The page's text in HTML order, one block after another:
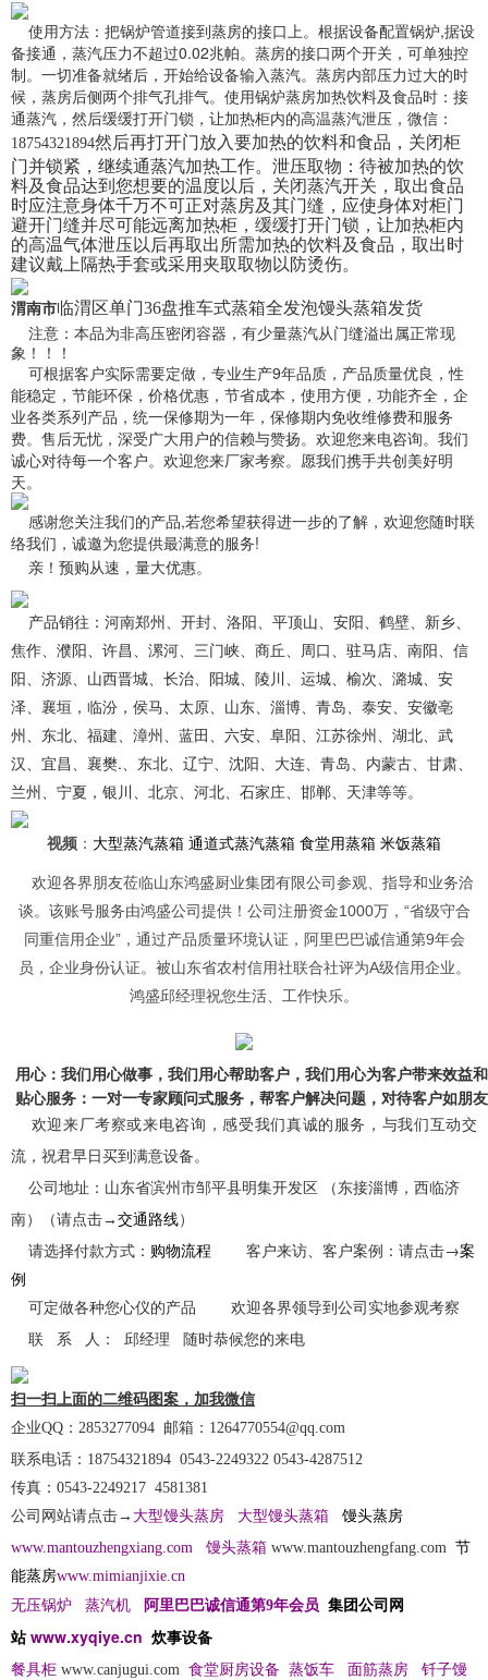
使用方法： 把锅炉管道接到蒸房的接口上。根据设备配置锅炉,据设
备接通，蒸汽压力不超过0.02兆帕。蒸房的接口两个开关，可单独控
制。一切准备就绪后，开始给设备输入蒸汽。蒸房内部压力过大的时
候，蒸房后侧两个排气孔排气。 使用锅炉蒸房加热饮料及食品时： 接
通蒸汽，然后缓缓打开门锁，让加热柜内的高温蒸汽泄压， 微信：
18754321894然后再打开门放入要加热的饮料和食品，关闭柜
门并锁紧，继续通蒸汽加热工作。 泄压取物：待被加热的饮
料及食品达到您想要的温度以后，关闭蒸汽开关，取出食品
时应注意身体千万不可正对蒸房及其门缝，应使身体对柜门
避开门缝并尽可能远离加热柜，缓缓打开门锁，让加热柜内
的高温气体泄压以后再取出所需加热的饮料及食品，取出时
建议戴上隔热手套或采用夹取取物以防烫伤。
渭南市临渭区单门36盘推车式蒸箱全发泡馒头蒸箱发货
注意：本品为非高压密闭容器，有少量蒸汽从门缝溢出属正常现
象！！！
可根据客户实际需要定做，专业生产9年品质，产品质量优良，性
能稳定，节能环保，价格优惠，节省成本，使用方便，功能齐全，企
业各类系列产品，统一保修期为一年，保修期内免收维修费和服务
费。售后无忧，深受广大用户的信赖与赞扬。欢迎您来电咨询。我们
诚心对待每一个客户。欢迎您来厂家考察。愿我们携手共创美好明
天。
感谢您关注我们的产品,若您希望获得进一步的了解，欢迎您随时联
络我们，诚邀为您提供最满意的服务!
亲！预购从速，量大优惠。
产品销往：河南郑州、开封、洛阳、平顶山、安阳、鹤壁、新乡、
焦作、濮阳、许昌、漯河、三门峡、商丘、周口、驻马店、南阳、信
阳、济源、山西晋城、长治、阳城、陵川、运城、榆次、潞城、安
泽、襄垣，临汾，侯马、太原、山东、淄博、青岛、泰安、安徽亳
州、东北、福建、漳州、蓝田、六安、阜阳、江苏徐州、湖北、武
汉、宜昌、襄樊.、东北、辽宁、沈阳、大连、青岛、内蒙古、甘肃、
兰州、宁夏，银川、北京、河北、石家庄、邯郸、天津等等。
视频 ： 大型蒸汽蒸箱 通道式蒸汽蒸箱 食堂用蒸箱 米饭蒸箱
欢迎各界朋友莅临山东鸿盛厨业集团有限公司参观、指导和业务洽
谈。该账号服务由鸿盛公司提供！公司注册资金1000万，“省级守合
同重信用企业”，通过产品质量环境认证，阿里巴巴诚信通第9年会
员，企业身份认证。被山东省农村信用社联合社评为A级信用企业。
鸿盛邱经理祝您生活、工作快乐。
用心：我们用心做事，我们用心帮助客户，我们用心为客户带来效益
贴心服务：一对一专家顾问式服务，帮客户解决问题，对待客户如朋
欢迎来厂考察或来电咨询，感受我们真诚的服务， 与我们互动交
流，祝君早日买到满意设备。
公司地址：山东省滨州市邹平县明集开发区 （东接淄博，西临济
南）
（请点击→ 交通路线）
请选择付款方式： 购物流程 客户来访、客户案例：请点击→案
例
可定做各种您心仪的产品 欢迎各界领导到公司实地参观考察
联 系 人： 邱经理 随时恭候您的来电
扫一扫上面的二维码图案，加我微信
企业QQ：2853277094 邮箱： 1264770554@qq.com
联系电话：18754321894 0543-2249322 0543-4287512
传真：0543-2249217 4581381
公司网站请点击→ 大型馒头蒸房 大型馒头蒸箱 馒头蒸房
www.mantouzhengxiang.com 馒头蒸箱 www.mantouzhengfang.com 节
能蒸房www.mimianjixie.cn
无压锅炉
蒸汽机 阿里巴巴诚信通第9年会员 集团公司网
站www.xyqiye.cn 炊事设备
餐具柜 www.canjugui.com 食堂厨房设备 蒸饭车 面筋蒸房 钎子馒